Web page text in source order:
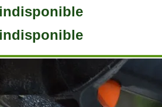
indisponible
indisponible